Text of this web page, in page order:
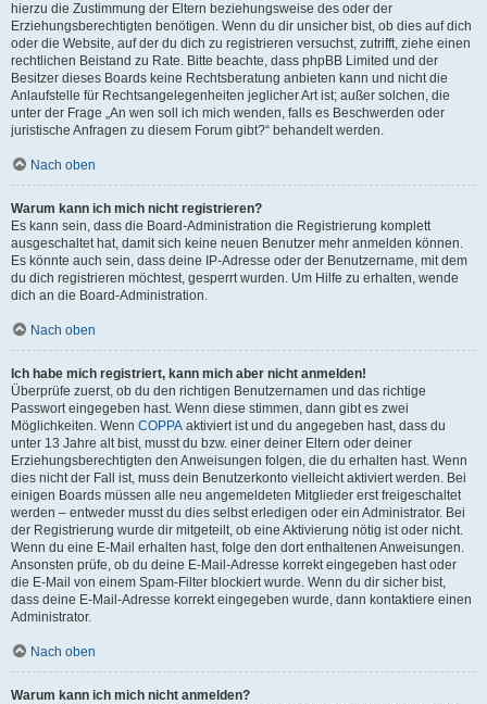
hierzu die Zustimmung der Eltern beziehungsweise des oder der
Erziehungsberechtigten benötigen. Wenn du dir unsicher bist, ob dies auf dich
oder die Website, auf der du dich zu registrieren versuchst, zutrifft, ziehe einen
rechtlichen Beistand zu Rate. Bitte beachte, dass phpBB Limited und der
Besitzer dieses Boards keine Rechtsberatung anbieten kann und nicht die
Anlaufstelle für Rechtsangelegenheiten jeglicher Art ist; außer solchen, die
unter der Frage „An wen soll ich mich wenden, falls es Beschwerden oder
juristische Anfragen zu diesem Forum gibt?“ behandelt werden.
Nach oben
Warum kann ich mich nicht registrieren?
Es kann sein, dass die Board-Administration die Registrierung komplett
ausgeschaltet hat, damit sich keine neuen Benutzer mehr anmelden können.
Es könnte auch sein, dass deine IP-Adresse oder der Benutzername, mit dem
du dich registrieren möchtest, gesperrt wurden. Um Hilfe zu erhalten, wende
dich an die Board-Administration.
Nach oben
Ich habe mich registriert, kann mich aber nicht anmelden!
Überprüfe zuerst, ob du den richtigen Benutzernamen und das richtige
Passwort eingegeben hast. Wenn diese stimmen, dann gibt es zwei
Möglichkeiten. Wenn COPPA aktiviert ist und du angegeben hast, dass du
unter 13 Jahre alt bist, musst du bzw. einer deiner Eltern oder deiner
Erziehungsberechtigten den Anweisungen folgen, die du erhalten hast. Wenn
dies nicht der Fall ist, muss dein Benutzerkonto vielleicht aktiviert werden. Bei
einigen Boards müssen alle neu angemeldeten Mitglieder erst freigeschaltet
werden – entweder musst du dies selbst erledigen oder ein Administrator. Bei
der Registrierung wurde dir mitgeteilt, ob eine Aktivierung nötig ist oder nicht.
Wenn du eine E-Mail erhalten hast, folge den dort enthaltenen Anweisungen.
Ansonsten prüfe, ob du deine E-Mail-Adresse korrekt eingegeben hast oder
die E-Mail von einem Spam-Filter blockiert wurde. Wenn du dir sicher bist,
dass deine E-Mail-Adresse korrekt eingegeben wurde, dann kontaktiere einen
Administrator.
Nach oben
Warum kann ich mich nicht anmelden?